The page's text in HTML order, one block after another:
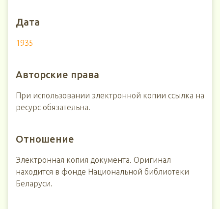
Дата
1935
Авторские права
При использовании электронной копии ссылка на
ресурс обязательна.
Отношение
Электронная копия документа. Оригинал
находится в фонде Национальной библиотеки
Беларуси.